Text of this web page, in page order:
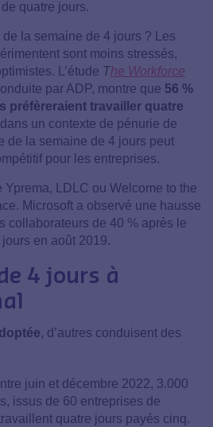
quatre jours.
la semaine de 4 jours ? Les
sont moins stressés,
L’étude The Workforce
par ADP, montre que 56 %
préfèreraient travailler quatre
dans un contexte de pénurie de
de la semaine de 4 jours peut
pour les entreprises.
Yprema, LDLC ou Welcome to the
Microsoft a observé une hausse
collaborateurs de 40 % après le
en août 2019.
4 jours à
, d’autres conduisent des
juin et décembre 2022, 3.000
issus de 60 entreprises de
quatre jours payés cinq.